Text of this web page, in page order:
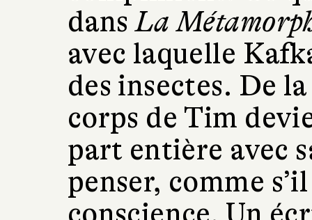
dansLa
avec laquelle
des insectes. De
corps de Tim
part entière avec
penser, comme